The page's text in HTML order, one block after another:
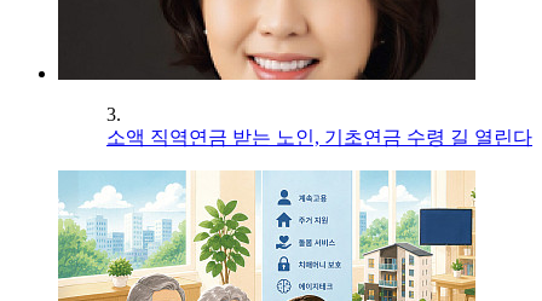
3.
소액 직역연금 받는 노인, 기초연금 수령 길 열린다